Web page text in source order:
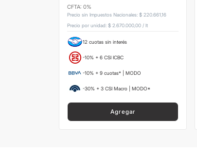
CFTA: 0%
Precio sin Impuestos Nacionales: $ 220.66116
Precio por unidad: $ 2.670.000,00/ lt
12 cuotas sin interés
-10% + 6 CSI ICBC
-10% + 9 cuotas* | MODO
-30% + 3 CSI Macro | MODO*
Agregar